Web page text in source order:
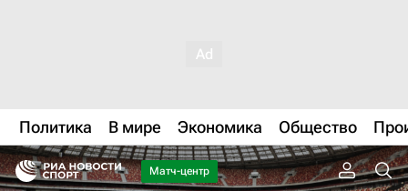
Политика В мире Экономика Общество
Матч-центр